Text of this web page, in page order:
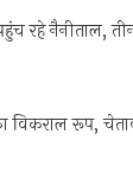
रहे नैनीताल,
विकराल रूप,